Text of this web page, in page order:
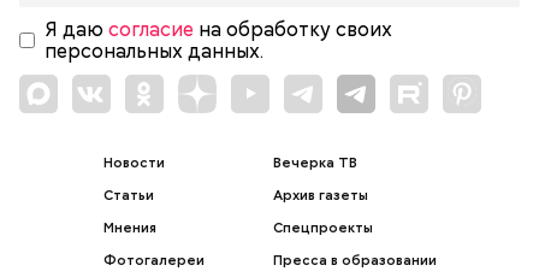
Я даю согласие на обработку своих
персональных данных.
Новости
Статьи
Мнения
Фотогалереи
Вечерка ТВ
Архив газеты
Спецпроекты
Пресса в образовании